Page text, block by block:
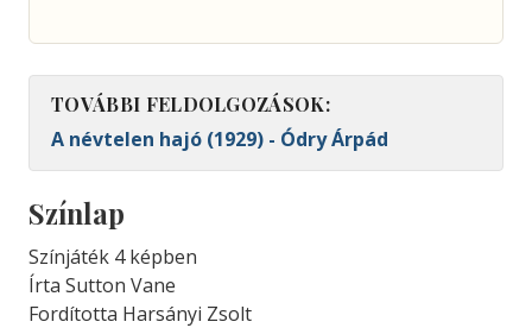
TOVÁBBI FELDOLGOZÁSOK:
A névtelen hajó (1929) - Ódry Árpád
Színlap
Színjáték 4 képben
Írta Sutton Vane
Fordította Harsányi Zsolt